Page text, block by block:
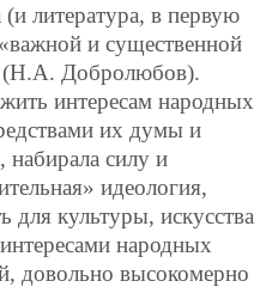
(и литература, в первую
и существенной
Добролюбов).
интересам народных
их думы и
силу и
идеология,
для культуры, искусства
народных
довольно высокомерно